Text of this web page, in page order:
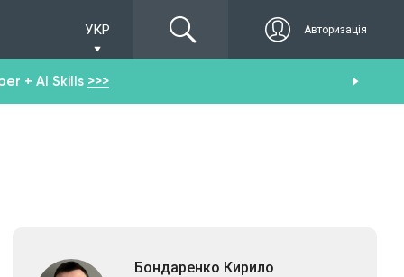
УКР Авторизація
+ AI Skills >>>
Бондаренко Кирило